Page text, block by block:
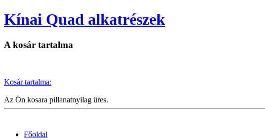
Kínai Quad alkatrészek
A kosár tartalma
Kosár tartalma:
Az Ön kosara pillanatnyilag üres.
Főoldal